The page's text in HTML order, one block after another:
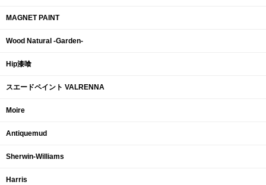
MAGNET PAINT
Wood Natural -Garden-
Hip漆喰
スエードペイント VALRENNA
Moire
Antiquemud
Sherwin-Williams
Harris